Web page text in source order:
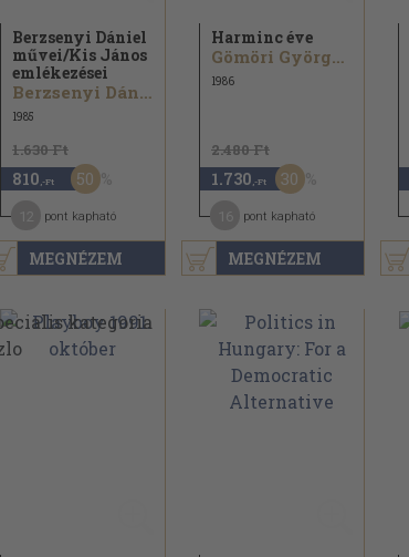
MEGNÉZEM
Berzsenyi Dániel
művei/Kis János
emlékezései
Berzsenyi Dániel...
1985
1.630 Ft
810 ,-Ft 50
pont kapható
MEGNÉZEM
Harminc éve
Gömöri György...
1986
2.480 Ft
1.730 ,-Ft 30
pont kapható